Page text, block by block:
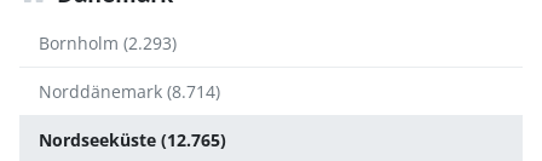
Bornholm (2.293)
Norddänemark (8.714)
Nordseeküste (12.765)